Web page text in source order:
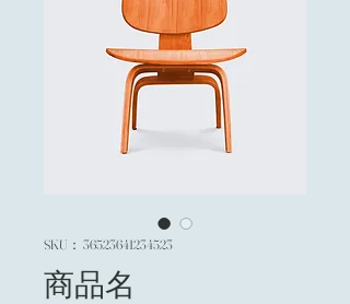
SKU： 36523641234523
商品名